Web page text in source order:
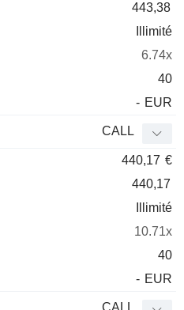
443,38
Illimité
6.74x
40
- EUR
CALL
440,17 €
440,17
Illimité
10.71x
40
- EUR